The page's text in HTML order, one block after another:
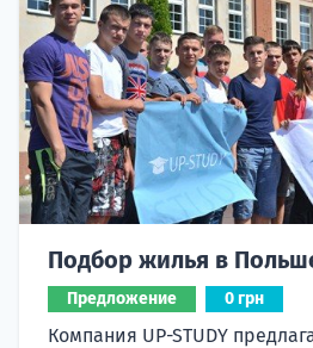
Подбор жилья в
Предложение 0 грн
Компания UP-STUDY